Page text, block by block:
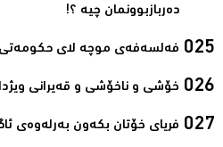
دەربازبوونمان چیە ؟!‌
فەلسەفەی موچە لای
خۆشی و ناخۆشی و قەیرانی
فریای خۆتان بکەون بەرلەوەی